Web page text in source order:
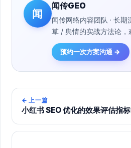
闻
闻传GEO
闻传网络内容团队 · 长
草 / 舆情的实战方法论，
预约一次方案沟通 →
← 上一篇
小红书 SEO 优化的效果评估指